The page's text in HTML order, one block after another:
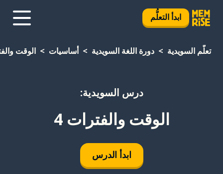
ابدأ التعلُّم
تعلَّم السويدية دورة اللغة السويدية أساسيات الوقت
درس السويدية:
الوقت والفترات 4
ابدأ الدرس